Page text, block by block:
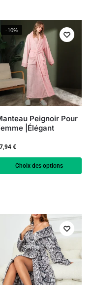
-10%
Peignoir Pour
|Élégant
€
Choix des options